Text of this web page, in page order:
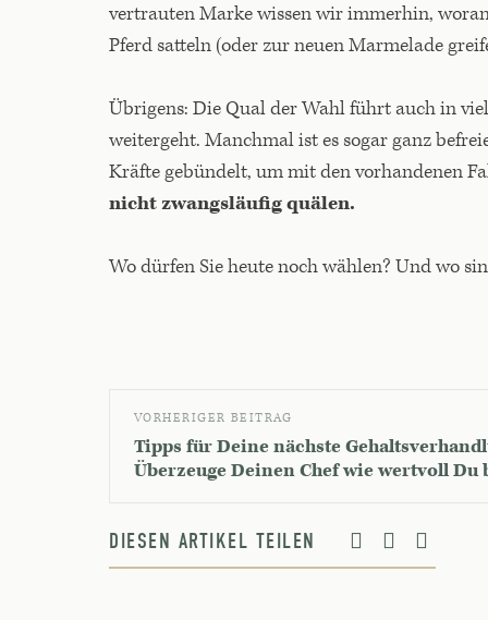
vertrauten Marke wissen wir immerhin,
Pferd satteln (oder zur neuen Marmelade
Übrigens: Die Qual der Wahl führt auch in
weitergeht. Manchmal ist es sogar ganz
Kräfte gebündelt, um mit den vorhandenen
nicht zwangsläufig quälen.
Wo dürfen Sie heute noch wählen? Und wo
VORHERIGER BEITRAG
Tipps für Deine nächste
Überzeuge Deinen Chef wie wertvoll Du
DIESEN ARTIKEL TEILEN